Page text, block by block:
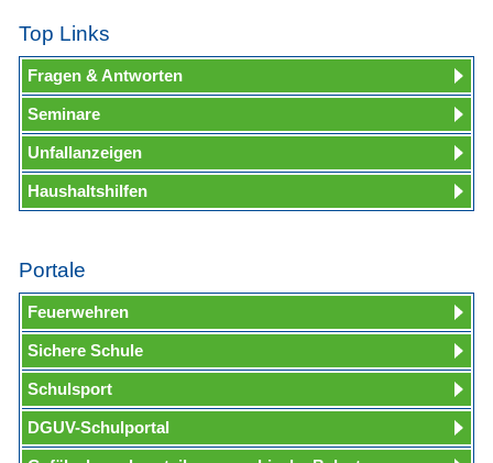
Top Links
Fragen & Antworten
Seminare
Unfallanzeigen
Haushaltshilfen
Portale
Feuerwehren
Sichere Schule
Schulsport
DGUV-Schulportal